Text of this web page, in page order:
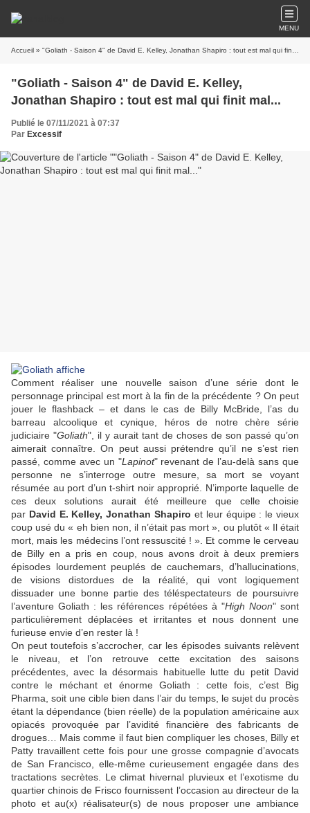
MENU
Accueil » "Goliath - Saison 4" de David E. Kelley, Jonathan Shapiro : tout est mal qui finit mal...
"Goliath - Saison 4" de David E. Kelley,
Jonathan Shapiro : tout est mal qui finit mal...
Publié le 07/11/2021 à 07:37
Par Excessif
Comment réaliser une nouvelle saison d’une série dont le
personnage principal est mort à la fin de la précédente ? On peut
jouer le flashback – et dans le cas de Billy McBride, l’as du
barreau alcoolique et cynique, héros de notre chère série
judiciaire "Goliath", il y aurait tant de choses de son passé qu’on
aimerait connaître. On peut aussi prétendre qu’il ne s’est rien
passé, comme avec un "Lapinot" revenant de l’au-delà sans que
personne ne s’interroge outre mesure, sa mort se voyant
résumée au port d’un t-shirt noir approprié. N’importe laquelle de
ces deux solutions aurait été meilleure que celle choisie
par David E. Kelley,Jonathan Shapiro et leur équipe : le vieux
coup usé du « eh bien non, il n’était pas mort », ou plutôt « Il était
mort, mais les médecins l’ont ressuscité ! ». Et comme le cerveau
de Billy en a pris en coup, nous avons droit à deux premiers
épisodes lourdement peuplés de cauchemars, d’hallucinations,
de visions distordues de la réalité, qui vont logiquement
dissuader une bonne partie des téléspectateurs de poursuivre
l’aventure Goliath : les références répétées à "High Noon" sont
particulièrement déplacées et irritantes et nous donnent une
furieuse envie d’en rester là !
On peut toutefois s’accrocher, car les épisodes suivants relèvent
le niveau, et l’on retrouve cette excitation des saisons
précédentes, avec la désormais habituelle lutte du petit David
contre le méchant et énorme Goliath : cette fois, c’est Big
Pharma, soit une cible bien dans l’air du temps, le sujet du procès
étant la dépendance (bien réelle) de la population américaine aux
opiacés provoquée par l’avidité financière des fabricants de
drogues… Mais comme il faut bien compliquer les choses, Billy et
Patty travaillent cette fois pour une grosse compagnie d’avocats
de San Francisco, elle-même curieusement engagée dans des
tractations secrètes. Le climat hivernal pluvieux et l’exotisme du
quartier chinois de Frisco fournissent l’occasion au directeur de la
photo et au(x) réalisateur(s) de nous proposer une ambiance